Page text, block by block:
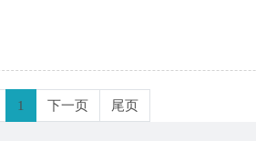
1 下一页 尾页